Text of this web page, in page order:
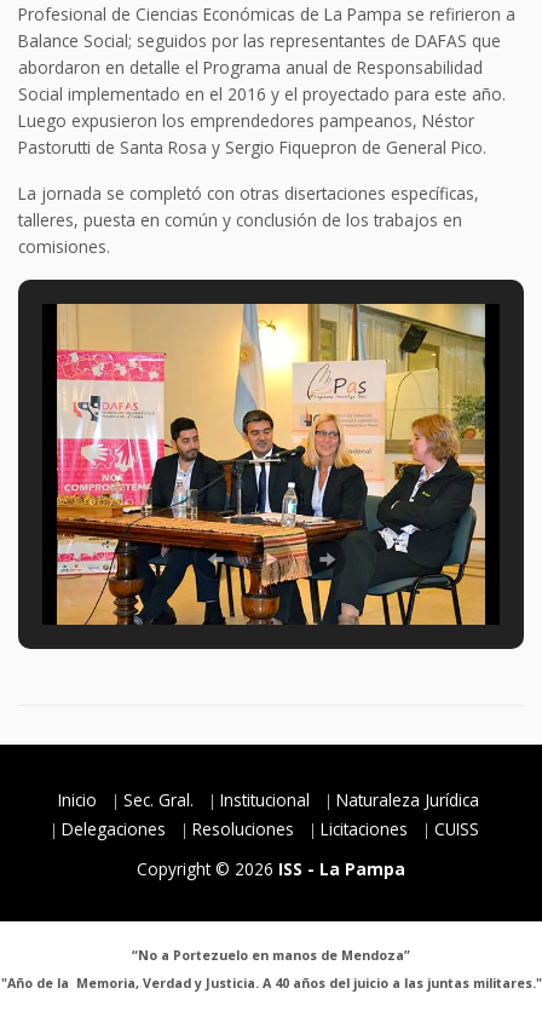
Profesional de Ciencias Económicas de La Pampa se refirieron a
Balance Social; seguidos por las representantes de DAFAS que
abordaron en detalle el Programa anual de Responsabilidad
Social implementado en el 2016 y el proyectado para este año.
Luego expusieron los emprendedores pampeanos, Néstor
Pastorutti de Santa Rosa y Sergio Fiquepron de General Pico.
La jornada se completó con otras disertaciones específicas,
talleres, puesta en común y conclusión de los trabajos en
comisiones.
Inicio Sec. Gral. Institucional
Naturaleza Jurídica
Delegaciones
Resoluciones Licitaciones
CUISS
Copyright © 2026 ISS - La Pampa
“No a Portezuelo en manos de Mendoza”
"Año de la Memoria, Verdad y Justicia. A 40 años del juicio a las juntas militares."